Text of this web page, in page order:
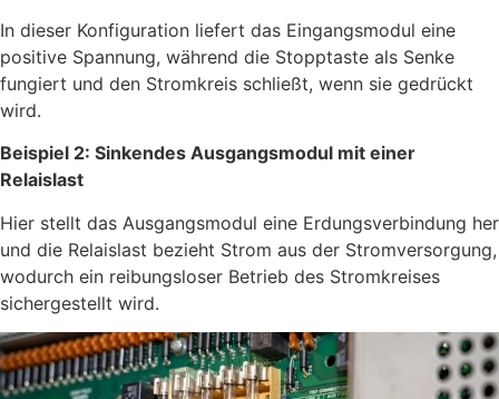
In dieser Konfiguration liefert das Eingangsmodul eine
positive Spannung, während die Stopptaste als Senke
fungiert und den Stromkreis schließt, wenn sie gedrückt
wird.
Beispiel 2: Sinkendes Ausgangsmodul mit einer
Relaislast
Hier stellt das Ausgangsmodul eine Erdungsverbindung her
und die Relaislast bezieht Strom aus der Stromversorgung,
wodurch ein reibungsloser Betrieb des Stromkreises
sichergestellt wird.